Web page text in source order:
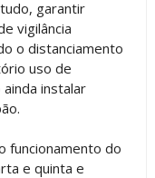
garantir
vigilância
o distanciamento
uso de
instalar
funcionamento do
e quinta e